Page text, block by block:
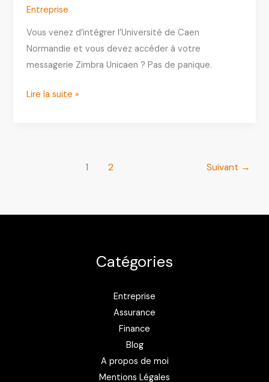
Entreprise
Vous venez d’intégrer l’Université de Caen
Normandie et vous devez accéder à votre
messagerie Zimbra Unicaen ? Pas de panique.
Zimbra
Lire la suite »
1 2 Suivant →
Catégories
Entreprise
Assurance
Finance
Blog
A propos de moi
Mentions Légales